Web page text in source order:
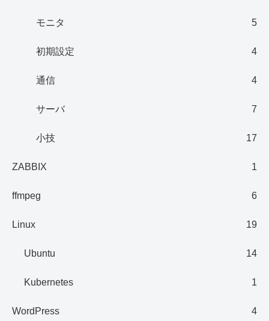
モニタ 5
初期設定 4
通信 4
サーバ 7
小技 17
ZABBIX 1
ffmpeg 6
Linux 19
Ubuntu 14
Kubernetes 1
WordPress 4